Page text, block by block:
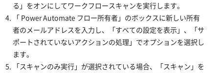
る」をオンにしてワークフロースキャンを実行します。
「 Power Automate フロー所有者」のボックスに新しい所有
者のメールアドレスを入力し、「すべての設定を表示」、「サ
ポートされていないアクションの処理」でオプションを選択し
ます。
「スキャンのみ実行」が選択されている場合、「スキャン」を